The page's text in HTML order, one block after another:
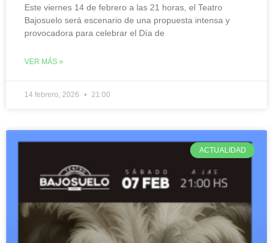
Este viernes 14 de febrero a las 21 horas, el Teatro
Bajosuelo será escenario de una propuesta intensa y
provocadora para celebrar el Día de
VER MÁS »
14 febrero, 2026 21:00
ACTUALIDAD